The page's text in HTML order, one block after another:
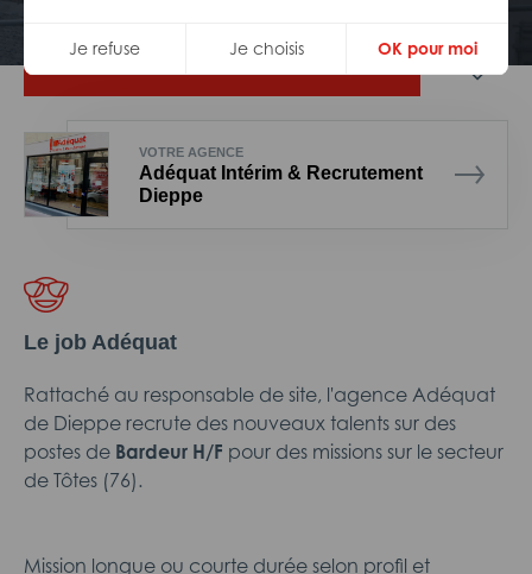
Je refuse Je choisis OK pour moi
VOTRE AGENCE
Adéquat Intérim & Recrutement
Dieppe
Le job Adéquat
Rattaché au responsable de site, l'agence Adéquat
de Dieppe recrute des nouveaux talents sur des
postes de Bardeur H/F pour des missions sur le secteur
de Tôtes (76).
Mission longue ou courte durée selon profil et